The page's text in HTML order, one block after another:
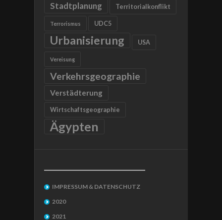
Stadtplanung Territorialkonflikt
Terrorismus UDC5
Urbanisierung USA
Vereisung
Verkehrsgeographie
Verstädterung
Wirtschaftsgeographie
Ägypten
IMPRESSUM & DATENSCHUTZ
2020
2021